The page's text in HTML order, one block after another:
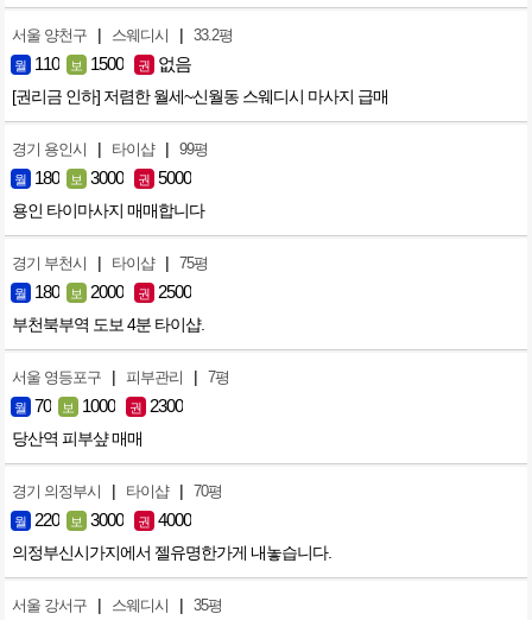
서울 양천구 | 스웨디시 | 33.2평
월 110 보 1500 권 없음
[권리금 인하] 저렴한 월세~신월동 스웨디시 마사지 급매
경기 용인시 | 타이샵 | 99평
월 180 보 3000 권 5000
용인 타이마사지 매매합니다
경기 부천시 | 타이샵 | 75평
월 180 보 2000 권 2500
부천북부역 도보 4분 타이샵.
서울 영등포구 | 피부관리 | 7평
월 70 보 1000 권 2300
당산역 피부샾 매매
경기 의정부시 | 타이샵 | 70평
월 220 보 3000 권 4000
의정부신시가지에서 젤유명한가게 내놓습니다.
서울 강서구 | 스웨디시 | 35평